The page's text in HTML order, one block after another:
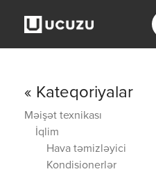
« Kateqoriyalar
Məişət texnikası
İqlim
Hava təmizləyici
Kondisionerlər